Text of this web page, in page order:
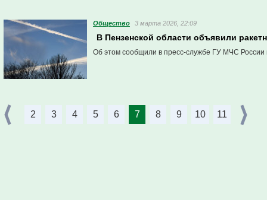
Общество 3 марта 2026, 22:09
В Пензенской области объявили
Об этом сообщили в пресс-службе ГУ МЧС России
2 3 4 5 6 7 8 9 10 11